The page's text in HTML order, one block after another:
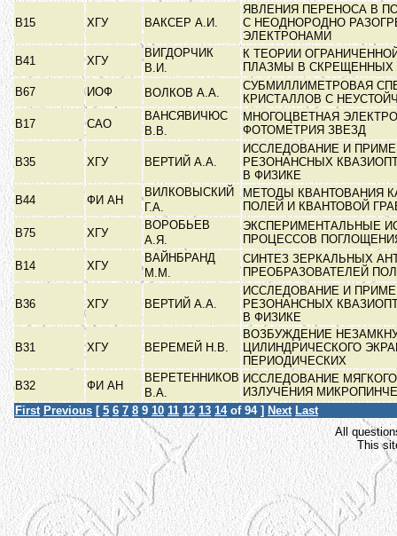
В15 ХГУ ВАКСЕР А.И.
ЯВЛЕНИЯ ПЕРЕНОСА В
С НЕОДНОРОДНО
ЭЛЕКТРОНАМИ
В41
ХГУ
ВИГДОРЧИК
В.И.
К ТЕОРИИ
ПЛАЗМЫ В
В67
ИОФ ВОЛКОВ А.А.
СУБМИЛЛИМЕТРОВАЯ
КРИСТАЛЛОВ С
В17
САО
ВАНСЯВИЧЮС
В.В.
МНОГОЦВЕТНАЯ
ФОТОМЕТРИЯ ЗВЕЗД
В35 ХГУ ВЕРТИЙ А.А.
ИССЛЕДОВАНИЕ И
РЕЗОНАНСНЫХ
В ФИЗИКЕ
В44
ФИ АН
ВИЛКОВЫСКИЙ
Г.А.
МЕТОДЫ КВАНТОВАНИЯ
ПОЛЕЙ И КВАНТОВОЙ
В75
ХГУ
ВОРОБЬЕВ
А.Я.
ЭКСПЕРИМЕНТАЛЬНЫЕ
ПРОЦЕССОВ
В14
ХГУ
ВАЙНБРАНД
М.М.
СИНТЕЗ ЗЕРКАЛЬНЫХ
ПРЕОБРАЗОВАТЕЛЕЙ
В36 ХГУ ВЕРТИЙ А.А.
ИССЛЕДОВАНИЕ И
РЕЗОНАНСНЫХ
В ФИЗИКЕ
В31 ХГУ ВЕРЕМЕЙ Н.В.
ВОЗБУЖДЕНИЕ
ЦИЛИНДРИЧЕСКОГО
ПЕРИОДИЧЕСКИХ
В32
ФИ АН
ВЕРЕТЕННИКОВ
В.А.
ИССЛЕДОВАНИЕ
ИЗЛУЧЕНИЯ
First Previous [ 5 6 7 8 9 10 11 12 13 14of 94 ] Next Last
All
This